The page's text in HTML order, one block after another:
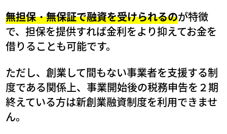
無担保・無保証で融資を受けられるのが特徴
で、担保を提供すれば金利をより抑えてお金を
借りることも可能です。
ただし、創業して間もない事業者を支援する制
度である関係上、事業開始後の税務申告を２期
終えている方は新創業融資制度を利用できませ
ん。